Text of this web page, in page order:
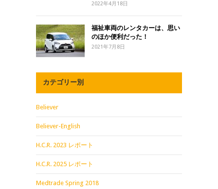
2022年4月18日
福祉車両のレンタカーは、思い
のほか便利だった！
2021年7月8日
カテゴリー別
Believer
Believer-English
H.C.R. 2023 レポート
H.C.R. 2025 レポート
Medtrade Spring 2018